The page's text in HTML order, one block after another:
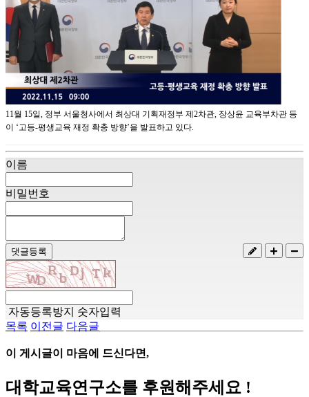
11월 15일, 정부 서울청사에서 최상대 기획재정부 제 2차관, 장상윤 교육부차관 등
이 ‘고등-평생교육 재정 확충 방향’을 발표하고 있다.
이름
비밀번호
댓글등록
자동등록방지 숫자입력
목록 이전글 다음글
이 게시글이 마음에 드신다면,
대학교육연구소를 후원해주세요 !